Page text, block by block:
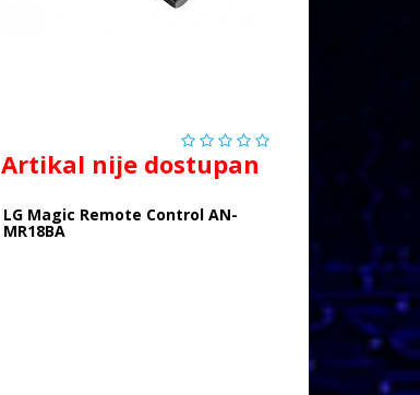
Artikal nije dostupan
LG Magic Remote Control AN-
MR18BA